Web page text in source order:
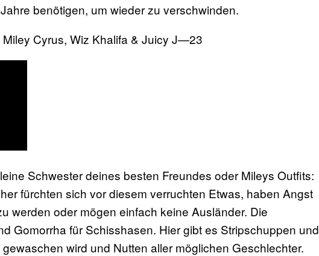
benötigen, um wieder zu verschwinden.
Miley Cyrus, Wiz Khalifa & Juicy J—23
Schwester deines besten Freundes oder Mileys Outfits:
fürchten sich vor diesem verruchten Etwas, haben Angst
werden oder mögen einfach keine Ausländer. Die
Gomorrha für Schisshasen. Hier gibt es Stripschuppen und
wird und Nutten aller möglichen Geschlechter.